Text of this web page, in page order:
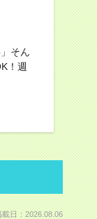
そん
！週
載日：2026.08.06